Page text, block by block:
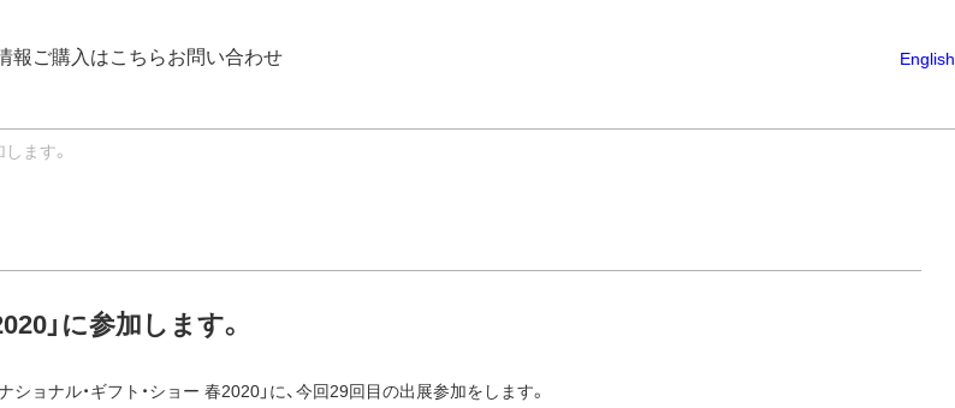
報 ご購入はこちらお問い合わせ English
ます。
」に参加します。
ナル・ギフト・ショー 春2020」に、今回29回目の出展参加をします。